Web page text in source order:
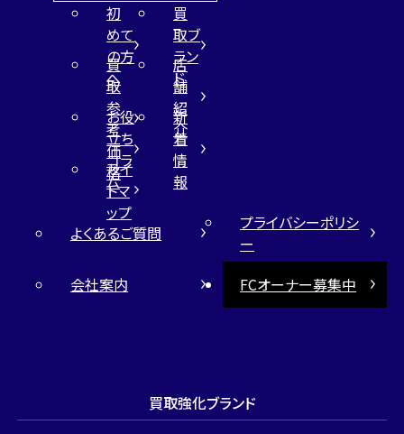
初
めて
の方
へ
買
取ブ
ラン
ド
買
取
参
考
価
格
店
舗
紹
介
お役
立ち
コラ
ム
新
着
情
報
サイ
トマ
ップ
よくあるご質問
プライバシーポリシ
ー
会社案内
FCオーナー募集中
買取強化ブランド